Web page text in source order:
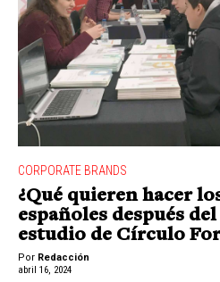
CORPORATE BRANDS
¿Qué quieren hacer
españoles después
estudio de Círculo
Por Redacción
abril 16, 2024